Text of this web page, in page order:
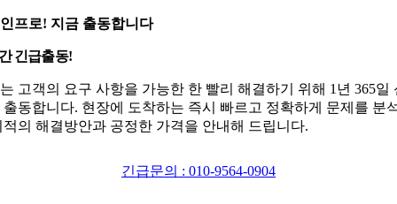
프로! 지금 출동합니다
긴급출동!
고객의 요구 사항을 가능한 한 빨리 해결하기 위해 1년 365일
출동합니다. 현장에 도착하는 즉시 빠르고 정확하게 문제를 분
적의 해결방안과 공정한 가격을 안내해 드립니다.
긴급문의 : 010-9564-0904